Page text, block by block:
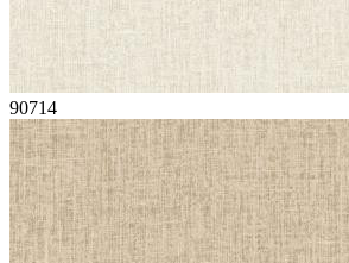
90714